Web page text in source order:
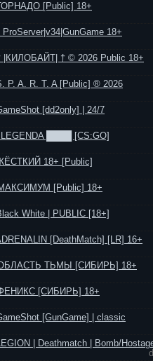
[Public] 18+
18+
|КИЛОБАЙТ| † © 2026 Public 18+
P. A. R. T. A [Public] ® 2026
[dd2only] | 24/7
████ [CS:GO]
18+ [Public]
[Public] 18+
White | PUBLIC [18+]
[DeathMatch] [LR] 16+
ТЬМЫ [СИБИРЬ] 18+
[СИБИРЬ] 18+
[GunGame] | classic
| Deathmatch | Bomb/